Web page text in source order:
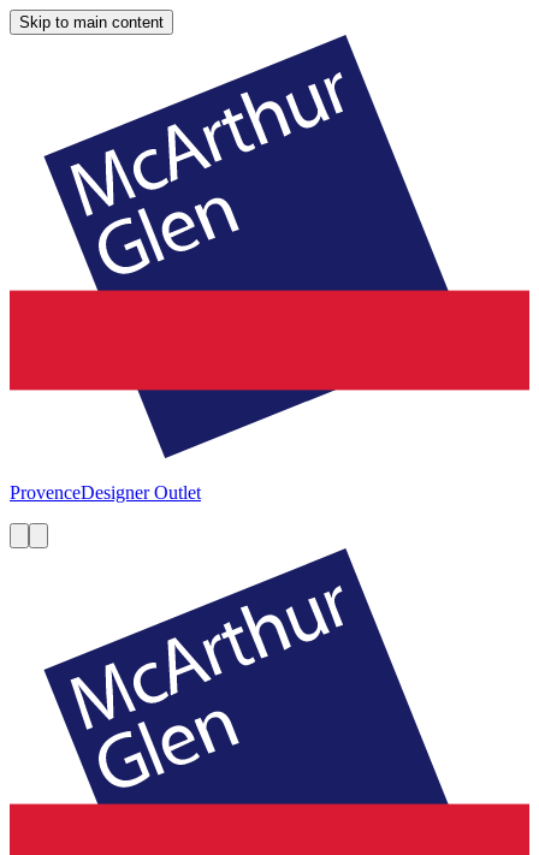
Skip to main content
ProvenceDesigner Outlet